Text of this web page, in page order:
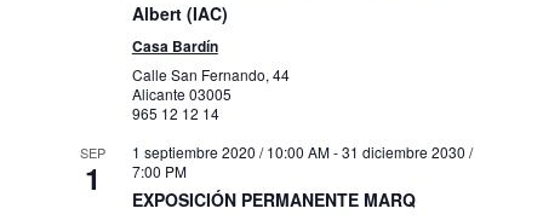
Albert (IAC)
Casa Bardín
Calle San Fernando, 44
Alicante 03005
965 12 12 14
SEP
1
1 septiembre 2020 / 10:00 AM-31 diciembre 2030 /
7:00 PM
EXPOSICIÓN PERMANENTE MARQ